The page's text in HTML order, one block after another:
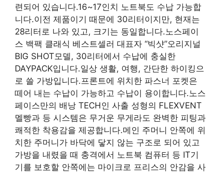
련되어 있습니다.16~17인치 노트북도 수납 가능합
니다.이전 제품이기 때문에 30리터이지만, 현재는
28리터로 나와 있고, 크기는 동일합니다.노스페이
스 백팩 클래식 베스트셀러 대표자 “빅샷”오리지널
BIG SHOT모델, 30리터에서 수납에 충실한
DAYPACK입니다.일상 생활, 여행, 간단한 하이킹으
로 쓸 가방입니다.프론트에 위치한 파스너 포켓은
떼어 내는 수납이 가능하고 수납이 용이합니다.노스
페이스만의 배낭 TECH인 사출 성형의 FLEXVENT
멜빵과 등 시스템은 무거운 무게라도 완벽한 피팅과
쾌적한 착용감을 제공합니다.메인 주머니 안쪽에 위
치한 주머니가 바닥에 닿지 않는 구조로 되어 있고
가방을 내렸을 때 충격에서 노트북 컴퓨터 등 IT기
기를 보호할 안쪽에는 마이크로 프리스의 안감을 사